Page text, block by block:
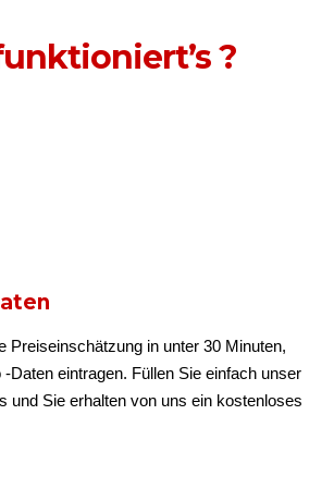
?
Preiseinschätzung in unter 30 Minuten,
-Daten eintragen. Füllen Sie einfach unser
und Sie erhalten von uns ein kostenloses